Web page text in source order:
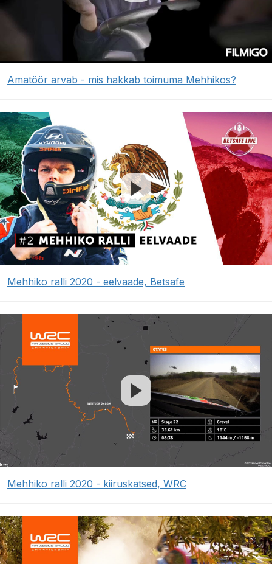
Amatöör arvab - mis hakkab toimuma Mehhikos?
Mehhiko ralli 2020 - eelvaade, Betsafe
Mehhiko ralli 2020 - kiiruskatsed, WRC